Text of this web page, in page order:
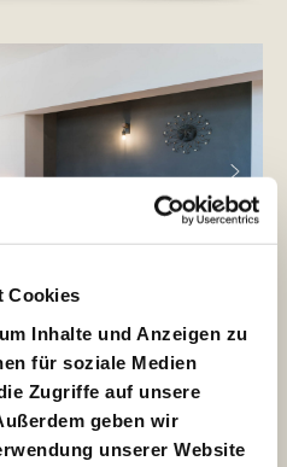
Cookies
Inhalte und Anzeigen zu
für soziale Medien
Zugriffe auf unsere
geben wir
unserer Website
(Ski,
Bike)